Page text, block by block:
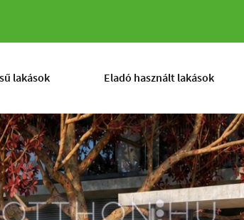
lakások Eladó használt lakások